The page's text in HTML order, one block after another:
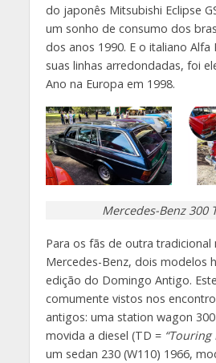
do japonês Mitsubishi Eclipse
um sonho de consumo dos
dos anos 1990. E o italiano Alfa
suas linhas arredondadas, foi
Ano na Europa em 1998.
Mercedes-Benz 300
Para os fãs de outra tradicional
Mercedes-Benz, dois modelos
edição do Domingo Antigo.
comumente vistos nos
antigos: uma station wagon
movida a diesel (TD = “Touring
um sedan 230 (W110) 1966,